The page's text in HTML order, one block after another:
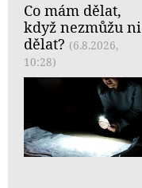
Co mám dělat,
když nezmůžu
dělat? (6.8.2026,
10:28)